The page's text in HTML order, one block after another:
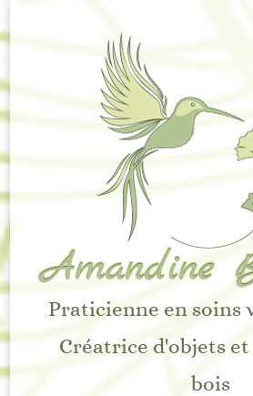
Amandine
Praticienne en soins
Créatrice d'objets
bois